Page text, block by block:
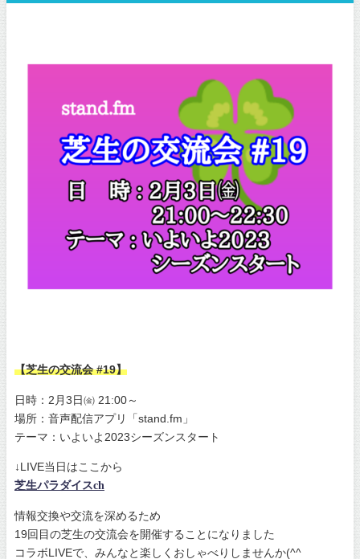
【芝生の交流会 #19】
日時：2月3日㈮ 21:00～
場所：音声配信アプリ「stand.fm」
テーマ：いよいよ2023シーズンスタート
↓LIVE当日はここから
芝生パラダイスch
情報交換や交流を深めるため
19回目の芝生の交流会を開催することになりました
コラボLIVEで、みんなと楽しくおしゃべりしませんか(^^